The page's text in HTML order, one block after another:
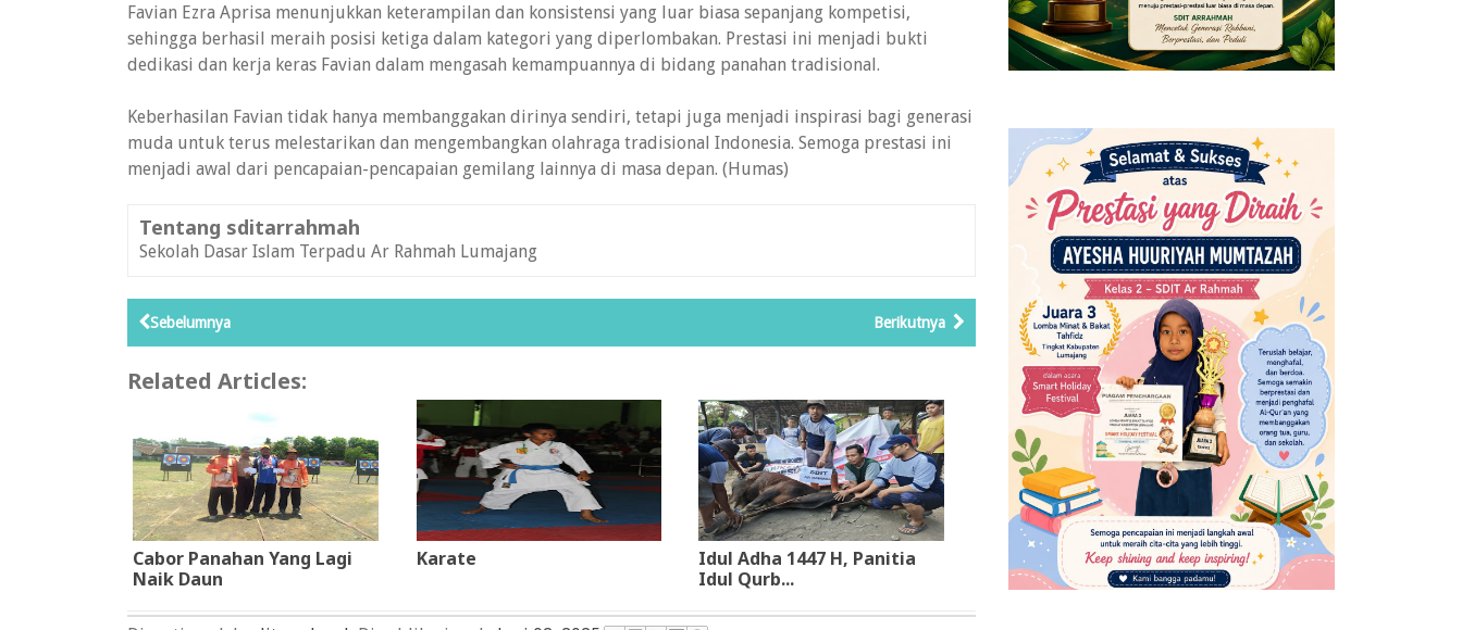
Favian Ezra Aprisa menunjukkan keterampilan dan konsistensi yang luar biasa sepanjang kompetisi,
sehingga berhasil meraih posisi ketiga dalam kategori yang diperlombakan. Prestasi ini menjadi bukti
dedikasi dan kerja keras Favian dalam mengasah kemampuannya di bidang panahan tradisional.
Keberhasilan Favian tidak hanya membanggakan dirinya sendiri, tetapi juga menjadi inspirasi bagi generasi
muda untuk terus melestarikan dan mengembangkan olahraga tradisional Indonesia. Semoga prestasi ini
menjadi awal dari pencapaian-pencapaian gemilang lainnya di masa depan. (Humas)
Tentang sditarrahmah
Sekolah Dasar Islam Terpadu Ar Rahmah Lumajang
Berikutnya
Sebelumnya
Related Articles:
Cabor Panahan Yang Lagi
Naik Daun
Karate
Idul Adha 1447 H, Panitia
Idul Qurb...